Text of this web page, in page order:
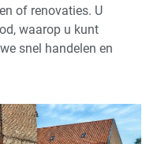
of renovaties. U
waarop u kunt
snel handelen en